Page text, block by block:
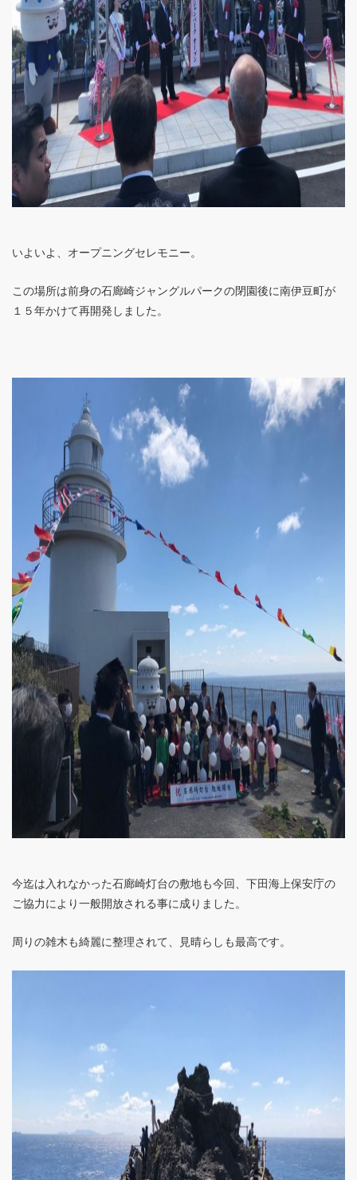
いよいよ、オープニングセレモニー。
この場所は前身の石廊崎ジャングルパークの閉園後に南伊豆町が
１５年かけて再開発しました。
今迄は入れなかった石廊崎灯台の敷地も今回、下田海上保安庁の
ご協力により一般開放される事に成りました。
周りの雑木も綺麗に整理されて、見晴らしも最高です。